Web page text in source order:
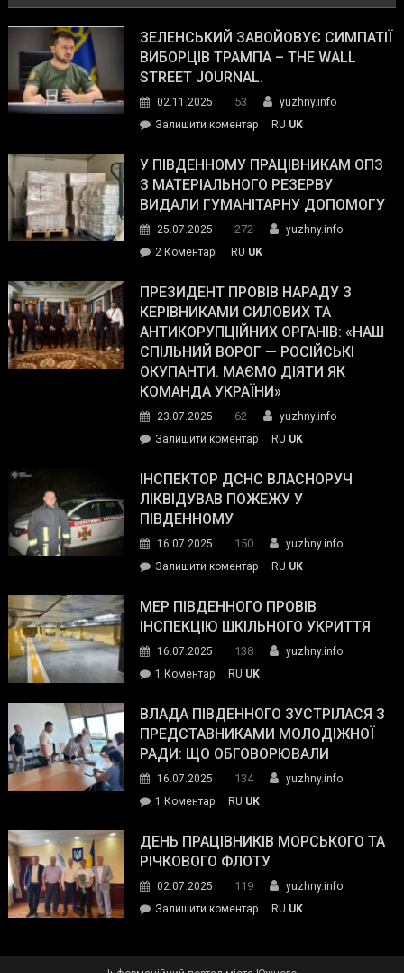
ЗЕЛЕНСЬКИЙ ЗАВОЙОВУЄ СИМПАТІЇ
ВИБОРЦІВ ТРАМПА – THE WALL
STREET JOURNAL.
02.11.2025 53
yuzhny.info
Залишити коментарon
завойовує
симпатії
виборців
The
Street
Journal.
RU UK
У ПІВДЕННОМУ ПРАЦІВНИКАМ ОПЗ
З МАТЕРІАЛЬНОГО РЕЗЕРВУ
ВИДАЛИ ГУМАНІТАРНУ ДОПОМОГУ
25.07.2025 272
yuzhny.info
2 Коментарі
Південному
працівникам
ОПЗ
з
матеріального
резерву
гуманітарну
допомогу
RU UK
ПРЕЗИДЕНТ ПРОВІВ НАРАДУ З
КЕРІВНИКАМИ СИЛОВИХ ТА
АНТИКОРУПЦІЙНИХ ОРГАНІВ: «НАШ
СПІЛЬНИЙ ВОРОГ — РОСІЙСЬКІ
ОКУПАНТИ. МАЄМО ДІЯТИ ЯК
КОМАНДА УКРАЇНИ»
23.07.2025 62
yuzhny.info
Залишити коментарon
провів
нараду
силових
та
органів:
«Наш
спільний
окупанти.
Маємо
діяти
команда
RU UK
ІНСПЕКТОР ДСНС ВЛАСНОРУЧ
ЛІКВІДУВАВ ПОЖЕЖУ У
ПІВДЕННОМУ
16.07.2025 150
yuzhny.info
Залишити коментарon
ДСНС
власноруч
пожежу
у
RU UK
МЕР ПІВДЕННОГО ПРОВІВ
ІНСПЕКЦІЮ ШКІЛЬНОГО УКРИТТЯ
16.07.2025 138
yuzhny.info
1 Коментардо
Південного
провів
інспекцію
RU UK
ВЛАДА ПІВДЕННОГО ЗУСТРІЛАСЯ З
ПРЕДСТАВНИКАМИ МОЛОДІЖНОЇ
РАДИ: ЩО ОБГОВОРЮВАЛИ
16.07.2025 134
yuzhny.info
1 Коментардо
Південного
зустрілася
представниками
молодіжної
RU UK
ДЕНЬ ПРАЦІВНИКІВ МОРСЬКОГО ТА
РІЧКОВОГО ФЛОТУ
02.07.2025 119
yuzhny.info
Залишити коментарon
RU UK